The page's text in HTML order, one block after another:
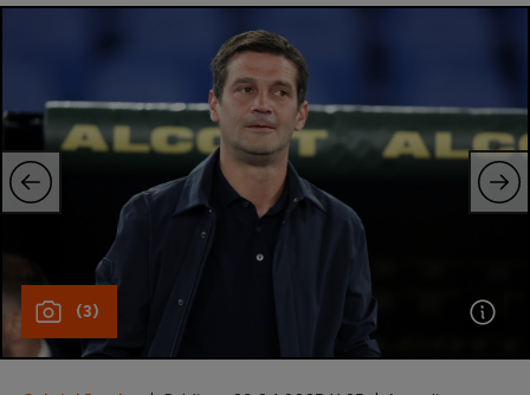
SuperLiga
Cupa României
Echipa Națională
U21
Fotbal feminin
Inedit
(3)